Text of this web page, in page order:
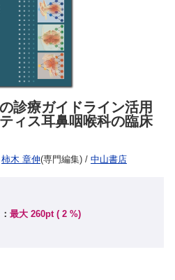
診療ガイドライン活用
ィス耳鼻咽喉科の臨床
柿木 章伸(専門編集) / 中山書店
最大 260pt ( 2 %)